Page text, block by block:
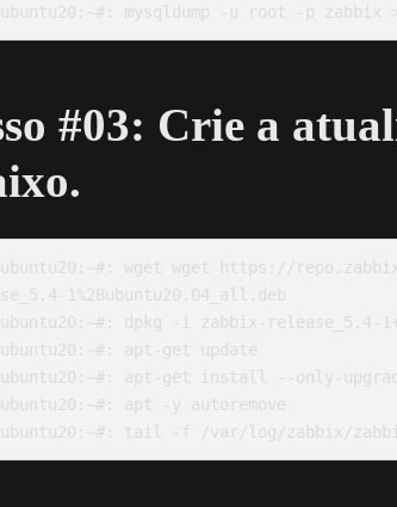
#03: Crie a
wget wget https://
1%2Bubuntu20.04_all.deb
dpkg -i zabbix-release_5.4-
apt-get update
apt-get install --only-
apt -y autoremove